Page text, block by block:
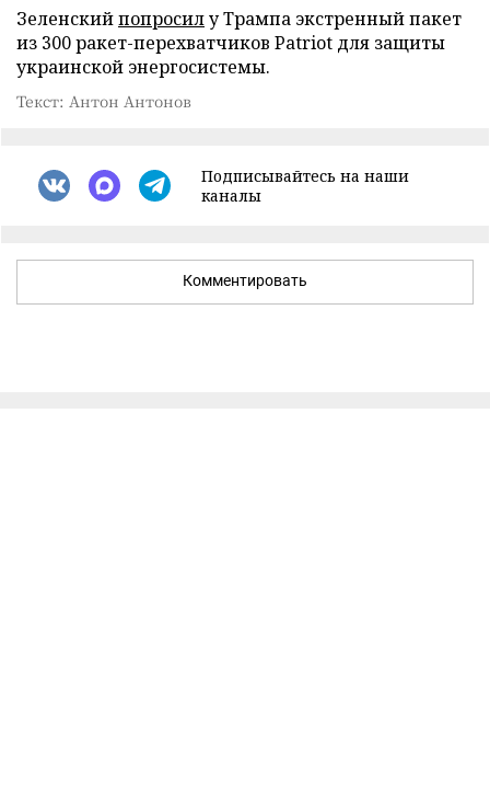
Зеленскийпопросилу Трампа экстренный пакет
из 300 ракет-перехватчиков Patriot для защиты
украинской энергосистемы.
Текст: Антон Антонов
Подписывайтесь на наши
каналы
Комментировать